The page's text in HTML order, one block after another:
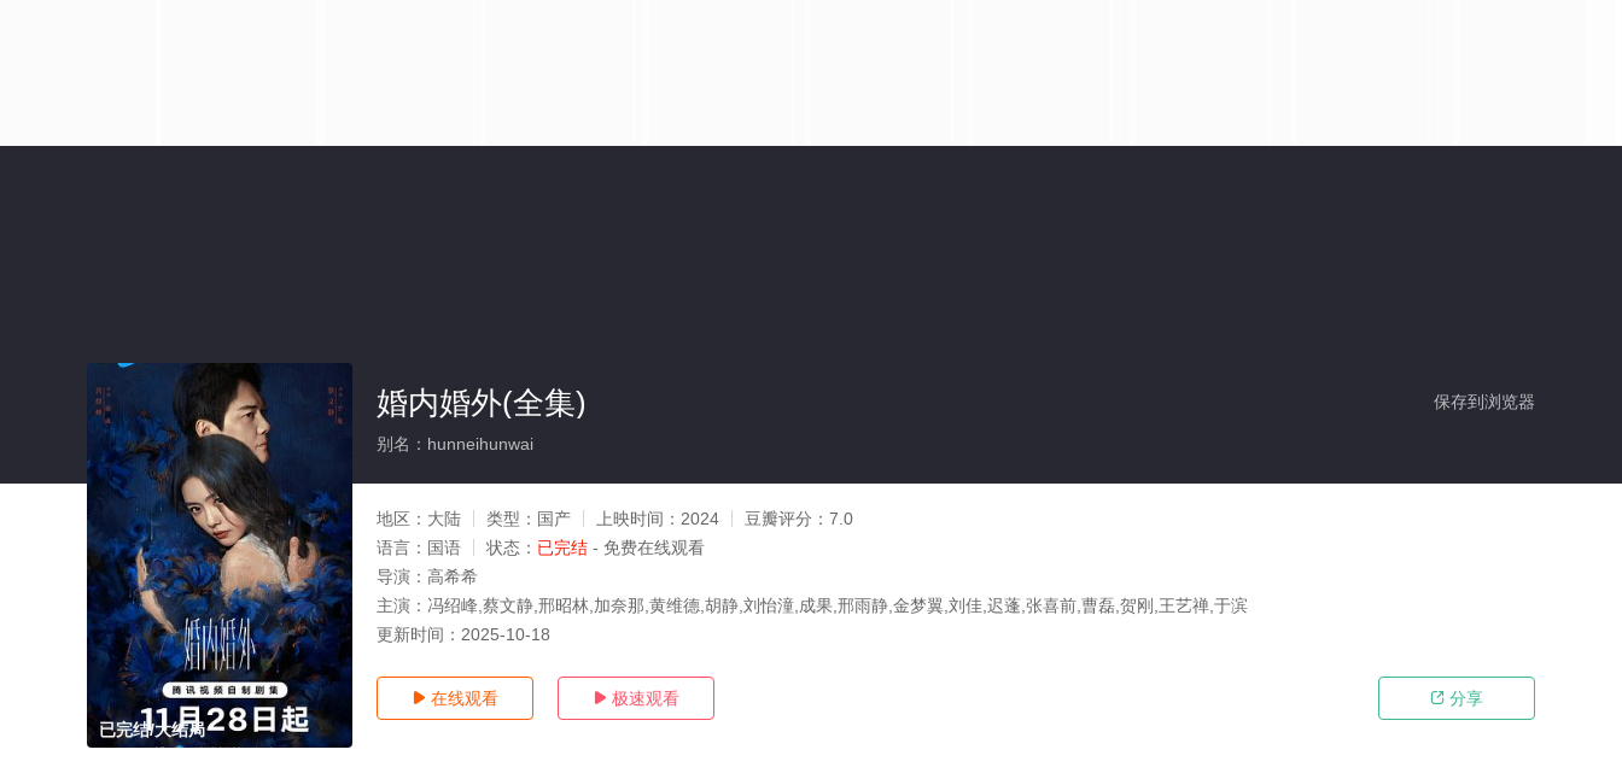
已完结/大结局
保存到浏览器
婚内婚外(全集)
别名：hunneihunwai
地区： 大陆 类型： 国产 上映时间： 2024 豆瓣评分： 7.0
语言： 国语 状态： 已完结 - 免费在线观看
导演： 高希希
主演： 冯绍峰,蔡文静,邢昭林,加奈那,黄维德,胡静,刘怡潼,成果,邢雨静,金梦翼,刘佳,迟蓬,张喜前,曹磊,贺刚,王艺禅,于滨
更新时间： 2025-10-18
 在线观看  极速观看  分享